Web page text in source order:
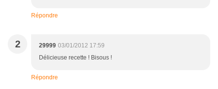
Répondre
2 29999 03/01/2012 17:59
Délicieuse recette ! Bisous !
Répondre